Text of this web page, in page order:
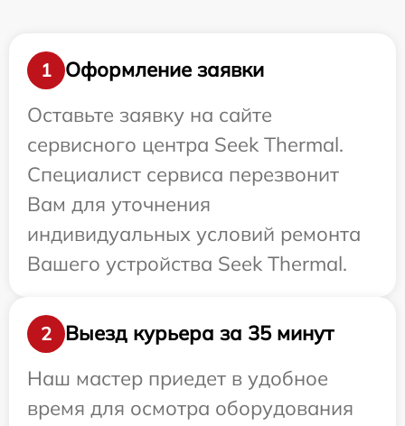
1
Оформление заявки
Оставьте заявку на сайте
сервисного центра Seek Thermal.
Специалист сервиса перезвонит
Вам для уточнения
индивидуальных условий ремонта
Вашего устройства Seek Thermal.
2
Выезд курьера за 35 минут
Наш мастер приедет в удобное
время для осмотра оборудования